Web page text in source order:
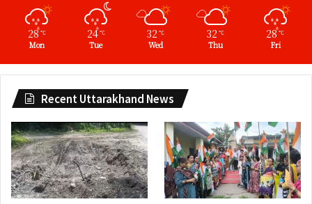
28 ℃
Mon
24 ℃
Tue
32 ℃
Wed
32 ℃
Thu
28℃
Fri
Recent Uttarakhand News